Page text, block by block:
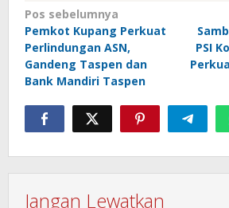
Navigasi
pos
Pos sebelumnya
Pemkot Kupang Perkuat
Perlindungan ASN,
Gandeng Taspen dan
Bank Mandiri Taspen
PSI
Jangan Lewatkan